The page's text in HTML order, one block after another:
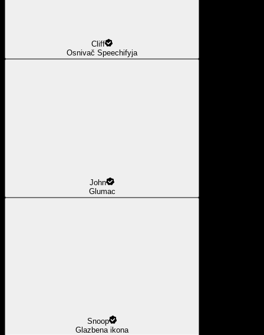
Cliff
Osnivač Speechifyja
John
Glumac
Snoop
Glazbena ikona